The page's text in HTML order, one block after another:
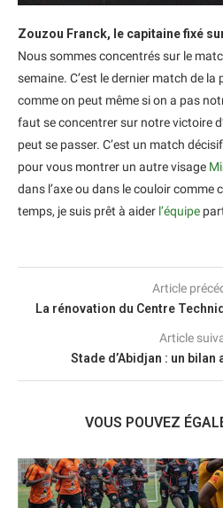
Zouzou Franck, le capitaine fixé
Nous sommes concentrés sur le
semaine. C’est le dernier match de
comme on peut même si on a pas
faut se concentrer sur notre victoire
peut se passer. C’est un match
pour vous montrer un autre visage
dans l’axe ou dans le couloir comme
temps, je suis prêt à aider l’équipe
Article
La rénovation du Centre
Article
Stade d’Abidjan : un
VOUS POUVEZ